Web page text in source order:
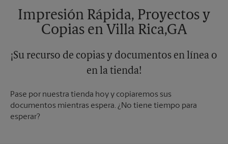
Lunes
5:00 PM
Martes
5:00 PM
Impresión Rápida, Proyectos y
Copias en Villa Rica,GA
¡Su recurso de copias y documentos en línea o
en la tienda!
Pase por nuestra tienda hoy y copiaremos sus
documentos mientras espera. ¿No tiene tiempo para
esperar?